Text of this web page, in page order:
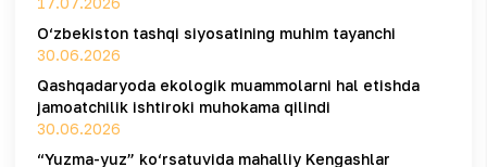
O‘zbekiston tashqi siyosatining muhim tayanchi
30.06.2026
Qashqadaryoda ekologik muammolarni hal etishda
jamoatchilik ishtiroki muhokama qilindi
30.06.2026
“Yuzma-yuz” ko‘rsatuvida mahalliy Kengashlar